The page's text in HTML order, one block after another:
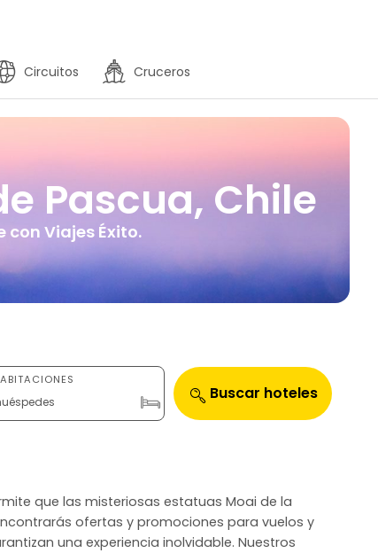
Circuitos Cruceros
Pascua, Chile
con Viajes Éxito.
Buscar hoteles
que las misteriosas estatuas Moai de la
ofertas y promociones para vuelos y
una experiencia inolvidable. Nuestros